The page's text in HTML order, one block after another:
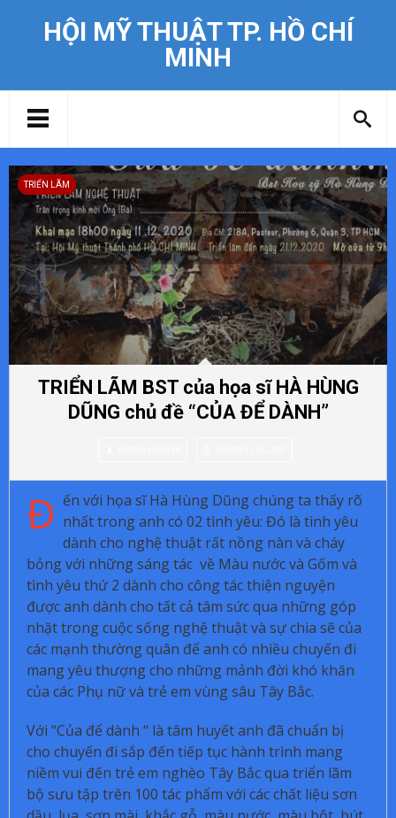
HỘI MỸ THUẬT TP. HỒ CHÍ
MINH
TRIỂN LÃM
TRIỂN LÃM BST của họa sĩ HÀ HÙNG
DŨNG chủ đề “CỦA ĐỂ DÀNH”
Đ ến với họa sĩ Hà Hùng Dũng chúng ta thấy rõ
nhất trong anh có 02 tình yêu: Đó là tình yêu
dành cho nghệ thuật rất nồng nàn và cháy
bỏng với những sáng tác về Màu nước và Gốm và
tình yêu thứ 2 dành cho công tác thiện nguyện
được anh dành cho tất cả tâm sức qua những góp
nhặt trong cuộc sống nghệ thuật và sự chia sẽ của
các mạnh thường quân để anh có nhiều chuyến đi
mang yêu thượng cho những mảnh đời khó khăn
của các Phụ nữ và trẻ em vùng sâu Tây Bắc.
Với “Của để dành “ là tâm huyết anh đã chuẩn bị
cho chuyến đi sắp đến tiếp tục hành trình mang
niềm vui đến trẻ em nghèo Tây Bắc qua triển lãm
bộ sưu tập trên 100 tác phẩm với các chất liệu sơn